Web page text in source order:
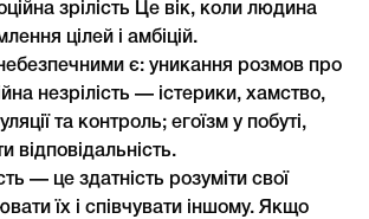
зрілість Це вік, коли людина
цілей і амбіцій.
є: уникання розмов про
незрілість — істерики, хамство,
та контроль; егоїзм у побуті,
відповідальність.
— це здатність розуміти свої
їх і співчувати іншому. Якщо